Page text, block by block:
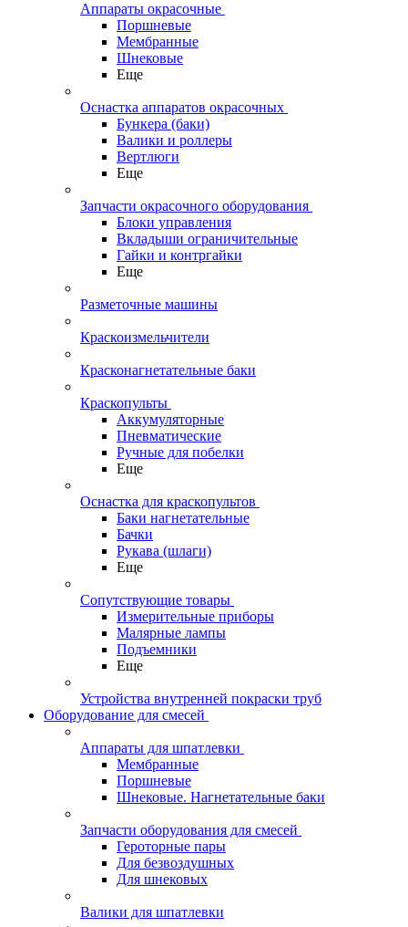
Аппараты окрасочные
Поршневые
Мембранные
Шнековые
Еще
Оснастка аппаратов окрасочных
Бункера (баки)
Валики и роллеры
Вертлюги
Еще
Запчасти окрасочного оборудования
Блоки управления
Вкладыши ограничительные
Гайки и контргайки
Еще
Разметочные машины
Краскоизмельчители
Красконагнетательные баки
Краскопульты
Аккумуляторные
Пневматические
Ручные для побелки
Еще
Оснастка для краскопультов
Баки нагнетательные
Бачки
Рукава (шлаги)
Еще
Сопутствующие товары
Измерительные приборы
Малярные лампы
Подъемники
Еще
Устройства внутренней покраски труб
Оборудование для смесей
Аппараты для шпатлевки
Мембранные
Поршневые
Шнековые. Нагнетательные баки
Запчасти оборудования для смесей
Героторные пары
Для безвоздушных
Для шнековых
Валики для шпатлевки